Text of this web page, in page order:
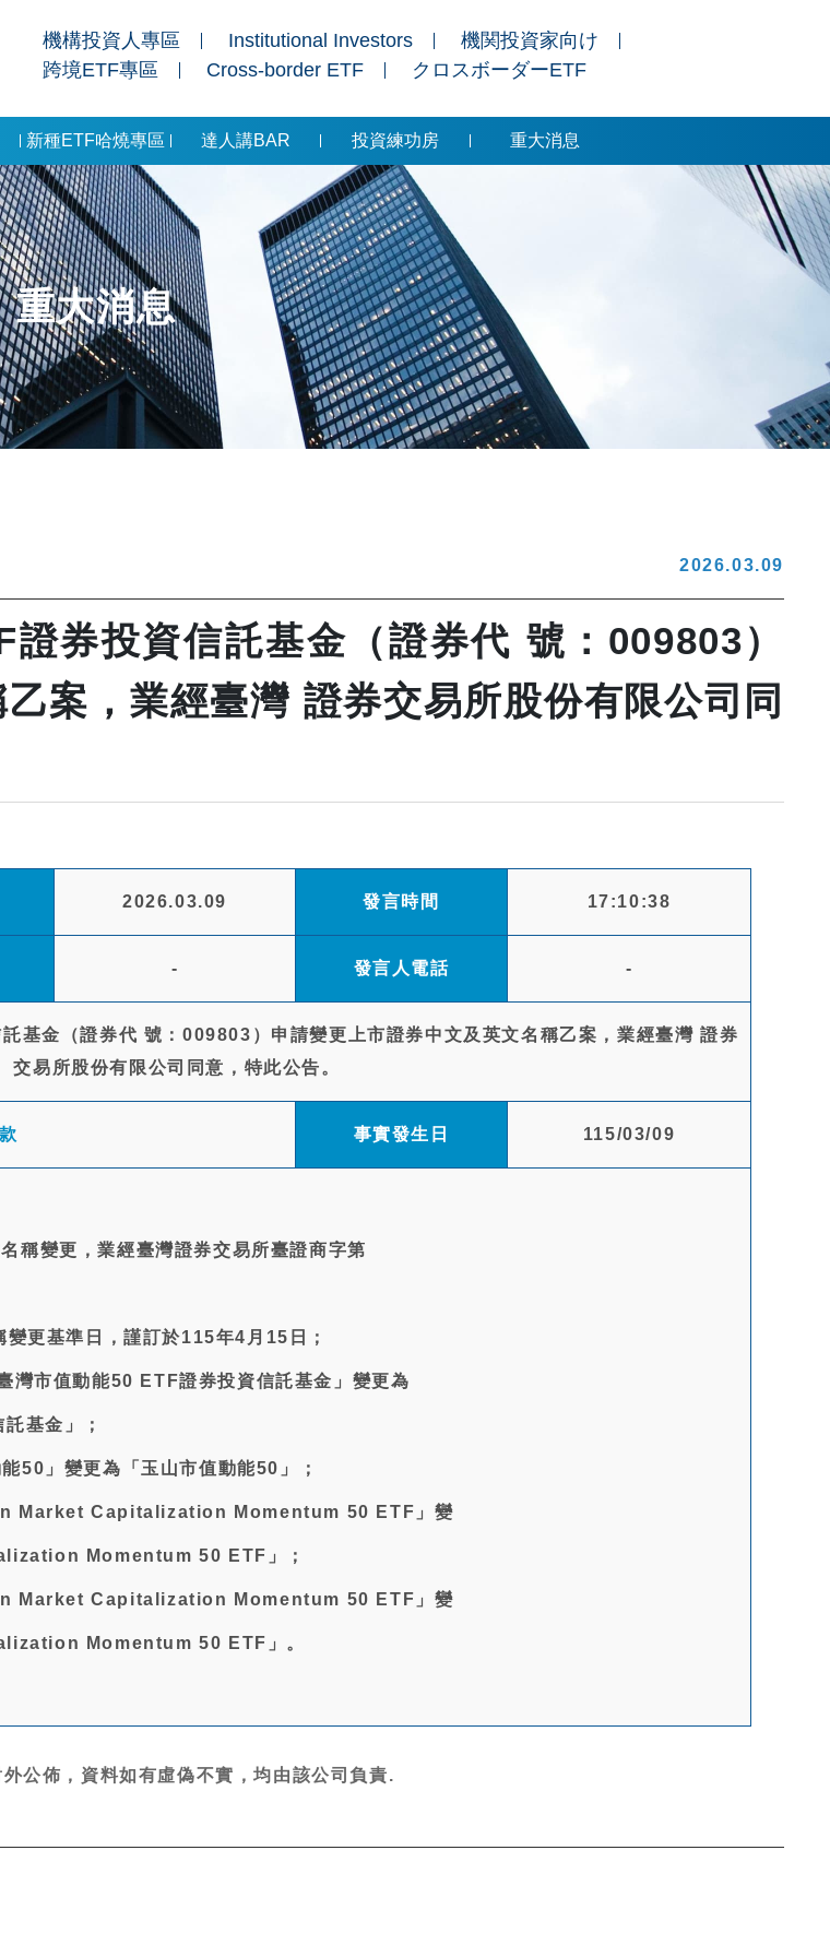
機構投資人專區 Institutional Investors
機関投資家向け
跨境ETF專區
Cross-border ETF クロスボーダーETF
新種ETF哈燒專區 達人講BAR 投資練功房 重大消息
重大消息
2026.03.09
券投資信託基金（證券代 號：009803）
案，業經臺灣 證券交易所股份有限公司同
2026.03.09 發言時間 17:10:38
- 發言人電話 -
基金（證券代 號：009803）申請變更上市證券中文及英文名稱乙案，業經臺灣 證券
交易所股份有限公司同意，特此公告。
款 事實發生日 115/03/09
稱變更，業經臺灣證券交易所臺證商字第
更基準日，謹訂於115年4月15日；
灣市值動能50 ETF證券投資信託基金」變更為
基金」；
50」變更為「玉山市值動能50」；
Market Capitalization Momentum 50 ETF」變
Momentum 50 ETF」；
Market Capitalization Momentum 50 ETF」變
Momentum 50 ETF」。
公佈，資料如有虛偽不實，均由該公司負責.